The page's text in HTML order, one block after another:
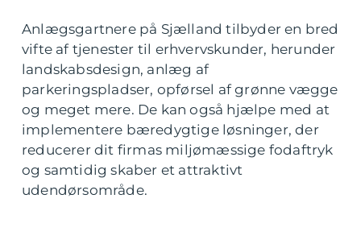
Anlægsgartnere på Sjælland tilbyder en bred
vifte af tjenester til erhvervskunder, herunder
landskabsdesign, anlæg af
parkeringspladser, opførsel af grønne vægge
og meget mere. De kan også hjælpe med at
implementere bæredygtige løsninger, der
reducerer dit firmas miljømæssige fodaftryk
og samtidig skaber et attraktivt
udendørsområde.